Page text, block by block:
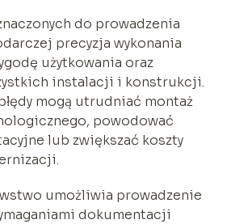
do prowadzenia
precyzja wykonania
użytkowania oraz
instalacji i konstrukcji.
mogą utrudniać montaż
powodować
lub zwiększać koszty
umożliwia prowadzenie
dokumentacji